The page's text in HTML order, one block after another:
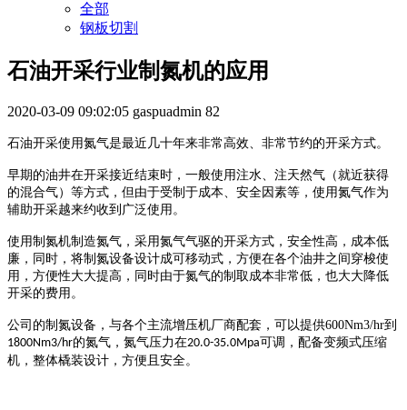
全部
钢板切割
石油开采行业制氮机的应用
2020-03-09 09:02:05 gaspuadmin 82
石油开采使用氮气是最近几十年来非常高效、非常节约的开采方式。
早期的油井在开采接近结束时，一般使用注水、注天然气（就近获得
的混合气）等方式，但由于受制于成本、安全因素等，使用氮气作为
辅助开采越来约收到广泛使用。
使用制氮机制造氮气，采用氮气气驱的开采方式，安全性高，成本低
廉，同时，将制氮设备设计成可移动式，方便在各个油井之间穿梭使
用，方便性大大提高，同时由于氮气的制取成本非常低，也大大降低
开采的费用。
公司的制氮设备，与各个主流增压机厂商配套，可以提供600Nm3/hr到
1800Nm3/hr的氮气，氮气压力在20.0-35.0Mpa可调，配备变频式压缩
机，整体橇装设计，方便且安全。